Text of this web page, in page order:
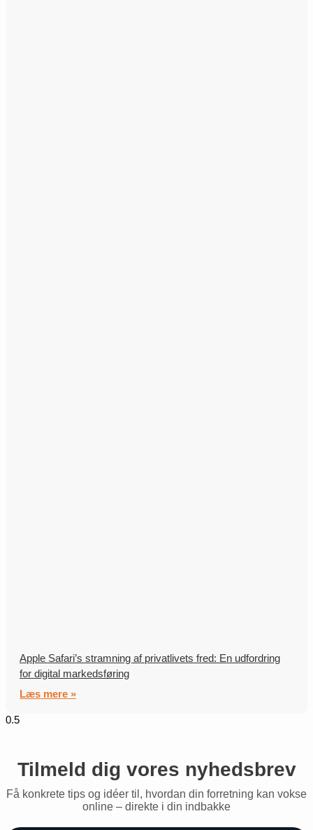
Apple Safari’s stramning af privatlivets fred: En udfordring
for digital markedsføring
Læs mere »
Tilmeld dig vores nyhedsbrev
Få konkrete tips og idéer til, hvordan din forretning kan vokse
online – direkte i din indbakke